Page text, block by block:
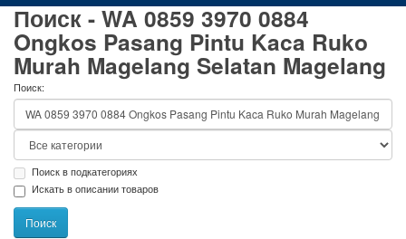
Поиск - WA 0859 3970 0884
Ongkos Pasang Pintu Kaca Ruko
Murah Magelang Selatan Magelang
Поиск:
Поиск в подкатегориях
Искать в описании товаров